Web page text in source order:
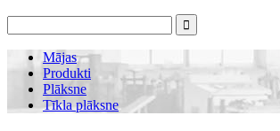
Mājas
Produkti
Plāksne
Tīkla plāksne